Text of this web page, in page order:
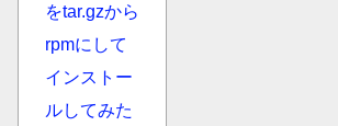
をtar.gzから
rpmにして
インストー
ルしてみた